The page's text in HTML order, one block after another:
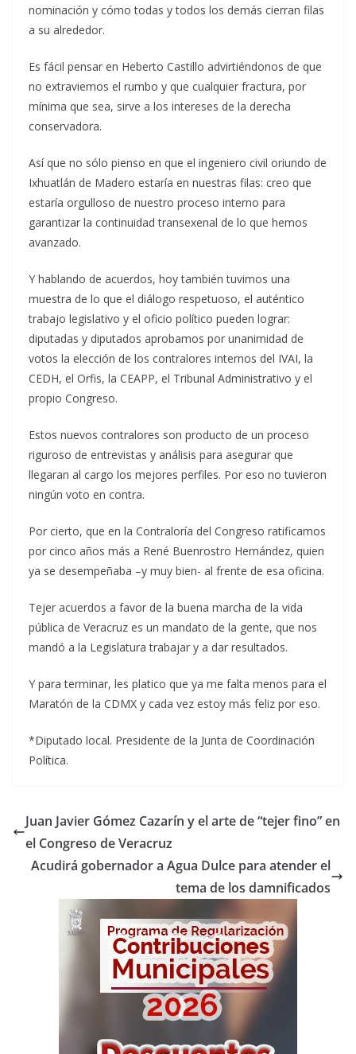
nominación y cómo todas y todos los demás cierran filas
a su alrededor.
Es fácil pensar en Heberto Castillo advirtiéndonos de que
no extraviemos el rumbo y que cualquier fractura, por
mínima que sea, sirve a los intereses de la derecha
conservadora.
Así que no sólo pienso en que el ingeniero civil oriundo de
Ixhuatlán de Madero estaría en nuestras filas: creo que
estaría orgulloso de nuestro proceso interno para
garantizar la continuidad transexenal de lo que hemos
avanzado.
Y hablando de acuerdos, hoy también tuvimos una
muestra de lo que el diálogo respetuoso, el auténtico
trabajo legislativo y el oficio político pueden lograr:
diputadas y diputados aprobamos por unanimidad de
votos la elección de los contralores internos del IVAI, la
CEDH, el Orfis, la CEAPP, el Tribunal Administrativo y el
propio Congreso.
Estos nuevos contralores son producto de un proceso
riguroso de entrevistas y análisis para asegurar que
llegaran al cargo los mejores perfiles. Por eso no tuvieron
ningún voto en contra.
Por cierto, que en la Contraloría del Congreso ratificamos
por cinco años más a René Buenrostro Hernández, quien
ya se desempeñaba –y muy bien- al frente de esa oficina.
Tejer acuerdos a favor de la buena marcha de la vida
pública de Veracruz es un mandato de la gente, que nos
mandó a la Legislatura trabajar y a dar resultados.
Y para terminar, les platico que ya me falta menos para el
Maratón de la CDMX y cada vez estoy más feliz por eso.
*Diputado local. Presidente de la Junta de Coordinación
Política.
Juan Javier Gómez Cazarín y el arte de “tejer fino” en
el Congreso de Veracruz
Acudirá gobernador a Agua Dulce para atender el
tema de los damnificados